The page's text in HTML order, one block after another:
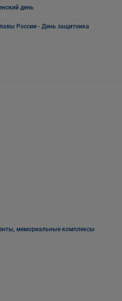
день
России - День защитника
мемориальные комплексы